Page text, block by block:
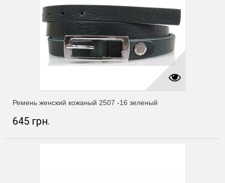
Ремень женский кожаный 2507 -16 зеленый
645 грн.